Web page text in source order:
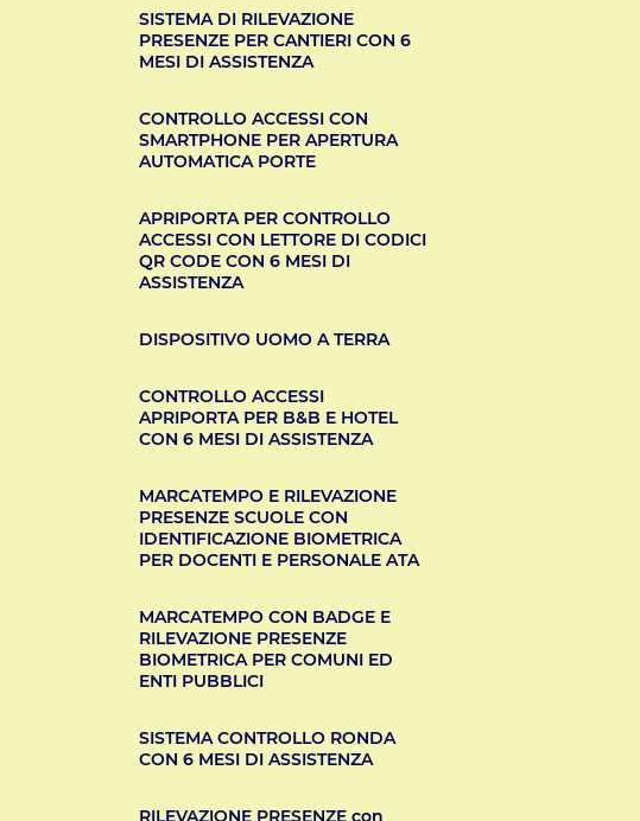
SISTEMA DI RILEVAZIONE
PRESENZE PER CANTIERI CON 6
MESI DI ASSISTENZA
CONTROLLO ACCESSI CON
SMARTPHONE PER APERTURA
AUTOMATICA PORTE
APRIPORTA PER CONTROLLO
ACCESSI CON LETTORE DI CODICI
QR CODE CON 6 MESI DI
ASSISTENZA
DISPOSITIVO UOMO A TERRA
CONTROLLO ACCESSI
APRIPORTA PER B&B E HOTEL
CON 6 MESI DI ASSISTENZA
MARCATEMPO E RILEVAZIONE
PRESENZE SCUOLE CON
IDENTIFICAZIONE BIOMETRICA
PER DOCENTI E PERSONALE ATA
MARCATEMPO CON BADGE E
RILEVAZIONE PRESENZE
BIOMETRICA PER COMUNI ED
ENTI PUBBLICI
SISTEMA CONTROLLO RONDA
CON 6 MESI DI ASSISTENZA
RILEVAZIONE PRESENZE con